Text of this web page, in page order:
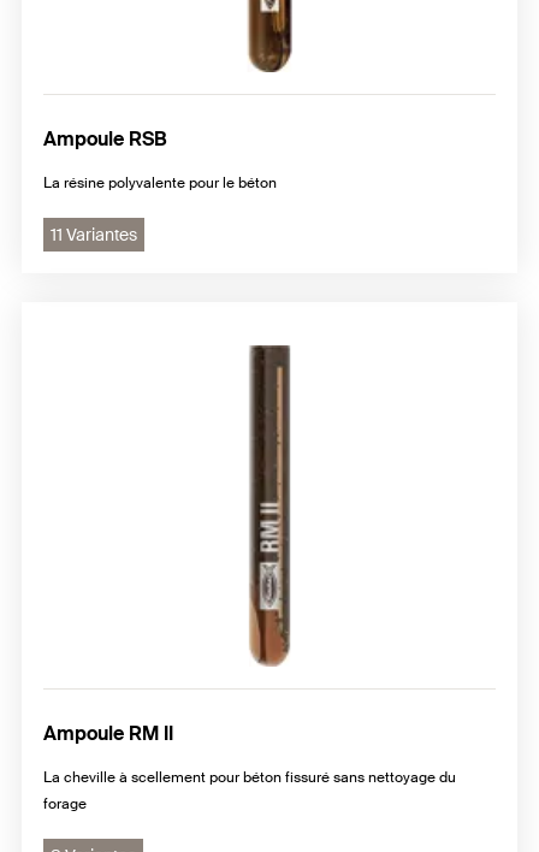
Ampoule RSB
La résine polyvalente pour le béton
11 Variantes
Ampoule RM II
La cheville à scellement pour béton fissuré sans nettoyage du
forage